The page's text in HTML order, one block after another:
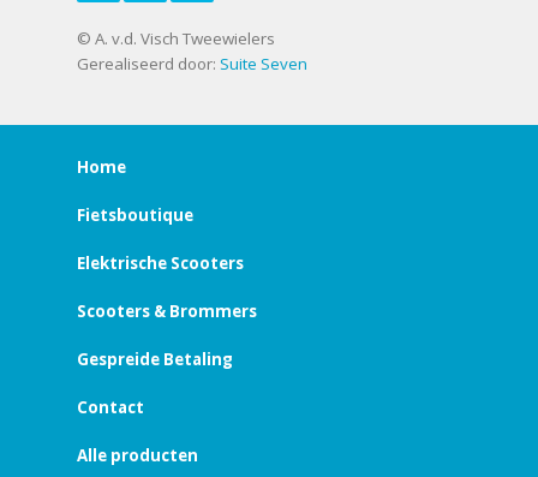
© A. v.d. Visch Tweewielers
Gerealiseerd door: Suite Seven
Home
Fietsboutique
Elektrische Scooters
Scooters & Brommers
Gespreide Betaling
Contact
Alle producten